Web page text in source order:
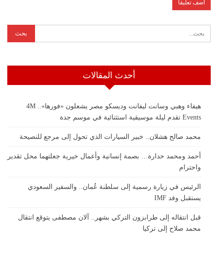
أحدث المقالات
هيفاء وهبي وسانت ليفانت وديسكو مصر يشعلون «فورها».. 4M
Events تقدم ليلة موسيقية استثنائية في موسم جدة
محمد صالح هشلان.. خبير السيارات الذي تحول إلى مرجع للنصيحة
أحمد ومحمد حدارة… بصمة إنسانية وأعمال خيرية جعلتهما محل تقدير
واحترام
الرئيس في زيارة رسمية إلى سلطنة عُمان.. والسفير السعودي
يستقبل وفد IMF
قبل انتقاله إلى طرابزون التركي بشهر.. آلان مصطفى يتوقع انتقال
محمد صلاح إلى تركيا